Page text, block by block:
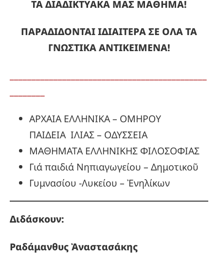
ΤΑ ΔΙΑΔΙΚΤΥΑΚΑ ΜΑΣ ΜΑΘΗΜΑ!
ΠΑΡΑΔΙΔΟΝΤΑΙ ΙΔΙΑΙΤΕΡΑ ΣΕ ΟΛΑ ΤΑ
ΓΝΩΣΤΙΚΑ ΑΝΤΙΚΕΙΜΕΝΑ!
ΑΡΧΑΙΑ ΕΛΛΗΝΙΚΑ – ΟΜΗΡΟΥ
ΠΑΙΔΕΙΑ ΙΛΙΑΣ – ΟΔΥΣΣΕΙΑ
ΜΑΘΗΜΑΤΑ ΕΛΛΗΝΙΚΗΣ ΦΙΛΟΣΟΦΙΑΣ
Γιά παιδιά Νηπιαγωγείου – Δημοτικοῦ
Γυμνασίου -Λυκείου – Ἐνηλίκων
Διδάσκουν:
ΡαδάμανθυςἈναστασάκης